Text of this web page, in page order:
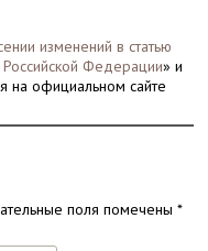
изменений в статью
Федерации» и
на официальном сайте
поля помечены *